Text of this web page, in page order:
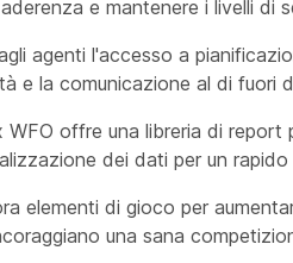
e mantenere i livelli di
agenti l'accesso a
e la comunicazione al di fuori
WFO offre una libreria di
dei dati per un
elementi di gioco per
una sana